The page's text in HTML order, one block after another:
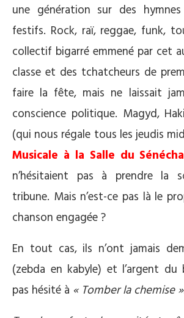
une génération sur des
festifs. Rock, raï, reggae, funk,
collectif bigarré emmené par cet
classe et des tchatcheurs de
faire la fête, mais ne laissait
conscience politique. Magyd,
(qui nous régale tous les jeudis
Musicale à la Salle du
n’hésitaient pas à prendre la
tribune. Mais n’est-ce pas là le
chanson engagée ?
En tout cas, ils n’ont jamais
(zebda en kabyle) et l’argent du
pas hésité à « Tomber la chemise